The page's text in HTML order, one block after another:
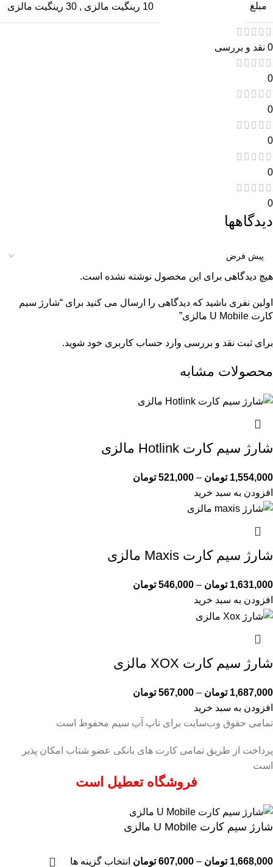
مبلغ 10 رینگیت مالزی , 30 رینگیت مالزی
0 نقد و بررسی
0
0
0
0
0
دیدگاهها
هیچ دیدگاهی برای این محصول نوشته نشده است.
اولین نفری باشید که دیدگاهی را ارسال می کنید برای “شارژ سیم
کارت U Mobile مالزی”
برای ثبت نقد و بررسی وارد حساب کاربری خود شوید.
محصولات مشابه
شارژ سیم کارت Hotlink مالزی
1,554,000 تومان –
521,000 تومان
افزودن به سبد خرید
شارژ سیم کارت Maxis مالزی
1,631,000 تومان –
546,000 تومان
افزودن به سبد خرید
شارژ سیم کارت XOX مالزی
1,687,000 تومان –
567,000 تومان
افزودن به سبد خرید
تمامی حقوق وب‌سایت برای تاپ آپ سیم محفوظ است
پرداخت از طریق تمامی کارت های بانکی عضو شتاب امکان پذیر
است
فروشگاه تعطیل است
شارژ سیم کارت U Mobile مالزی
1,668,000 تومان –
607,000 تومان انتخاب گزینه ها